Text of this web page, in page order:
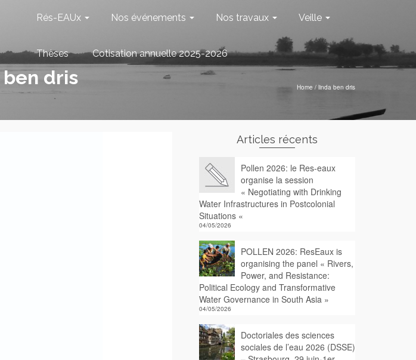
Rés-EAUx Nos événements Nos travaux Veille
Thèses Cotisation annuelle 2025-2026
dris Home / linda ben dris
Articles récents
Pollen 2026: le Res-eaux
organise la session
« Negotiating with Drinking
Water Infrastructures in Postcolonial
Situations «
04/05/2026
POLLEN 2026: ResEaux is
organising the panel « Rivers,
Power, and Resistance:
Political Ecology and Transformative
Water Governance in South Asia »
04/05/2026
Doctoriales des sciences
sociales de l’eau 2026 (DSSE)